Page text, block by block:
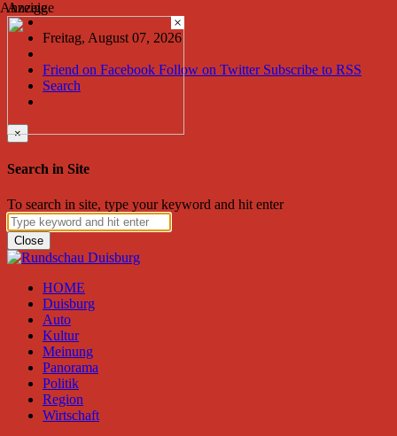
Freitag, August 07, 2026
Friend on Facebook Follow on Twitter Subscribe to RSS
Search
×
Search in Site
To search in site, type your keyword and hit enter
Close
HOME
Duisburg
Auto
Kultur
Meinung
Panorama
Politik
Region
Wirtschaft
Anzeige
×
Anzeige